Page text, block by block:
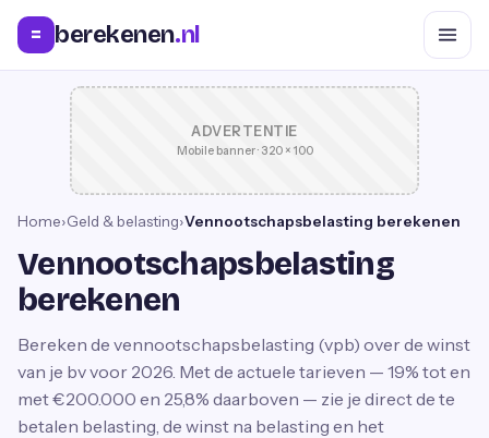
= berekenen.nl
ADVERTENTIE
Mobile banner · 320 × 100
Home›Geld & belasting›Vennootschapsbelasting berekenen
Vennootschapsbelasting
berekenen
Bereken de vennootschapsbelasting (vpb) over de winst
van je bv voor 2026. Met de actuele tarieven — 19% tot en
met €200.000 en 25,8% daarboven — zie je direct de te
betalen belasting, de winst na belasting en het